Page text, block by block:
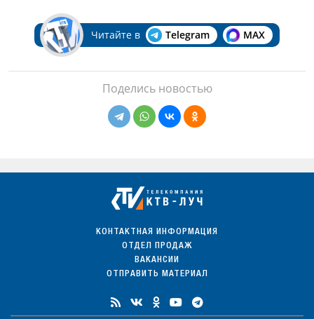
Читайте в Telegram MAX
Поделись новостью
КОНТАКТНАЯ ИНФОРМАЦИЯ
ОТДЕЛ ПРОДАЖ
ВАКАНСИИ
ОТПРАВИТЬ МАТЕРИАЛ